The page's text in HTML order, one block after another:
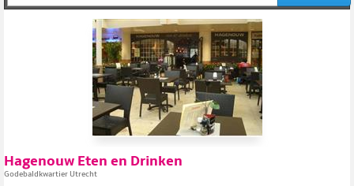
Hagenouw Eten en Drinken
Godebaldkwartier Utrecht